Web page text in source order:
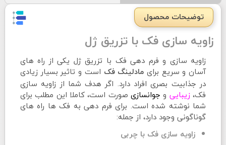
توضیحات محصول
زاویه سازی فک با تزریق ژل
زاویه سازی و فرم دهی فک با تزریق ژل یکی از راه های
آسان و سریع برای مادلینگ فک است و تاثیر بسیار زیادی
در جذابیت بصری افراد دارد. اگر هدف شما از زاویه سازی
فک،زیبایی و جوانسازی صورت است، کاملا این مطلب برای
شما نوشته شده است. برای فرم دهی به فک ها راه های
گوناگونی وجود دارد، از جمله:
زاویه سازی فک با چربی